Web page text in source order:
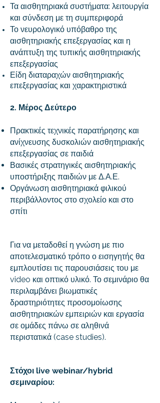
Τα αισθητηριακά συστήματα: λειτουργία
και σύνδεση με τη συμπεριφορά
Το νευρολογικό υπόβαθρο της
αισθητηριακής επεξεργασίας και η
ανάπτυξη της τυπικής αισθητηριακής
επεξεργασίας
Είδη διαταραχών αισθητηριακής
επεξεργασίας και χαρακτηριστικά
2. Μέρος Δεύτερο
Πρακτικές τεχνικές παρατήρησης και
ανίχνευσης δυσκολιών αισθητηριακής
επεξεργασίας σε παιδιά
Βασικές στρατηγικές αισθητηριακής
υποστήριξης παιδιών με Δ.Α.Ε.
Οργάνωση αισθητηριακά φιλικού
περιβάλλοντος στο σχολείο και στο
σπίτι
Για να μεταδοθεί η γνώση με πιο
αποτελεσματικό τρόπο ο εισηγητής θα
εμπλουτίσει τις παρουσιάσεις του με
video και οπτικό υλικό. Το σεμινάριο θα
περιλαμβάνει βιωματικές
δραστηριότητες προσομοίωσης
αισθητηριακών εμπειριών και εργασία
σε ομάδες πάνω σε αληθινά
περιστατικά (case studies).
Στόχοι live webinar/hybrid
σεμιναρίου: